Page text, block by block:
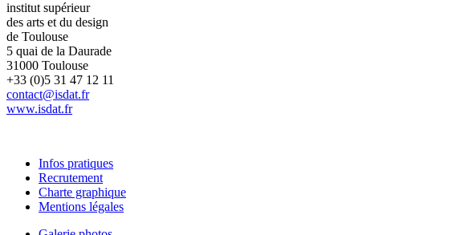
institut supérieur
des arts et du design
de Toulouse
5 quai de la Daurade
31000 Toulouse
+33 (0)5 31 47 12 11
contact@isdat.fr
www.isdat.fr
Infos pratiques
Recrutement
Charte graphique
Mentions légales